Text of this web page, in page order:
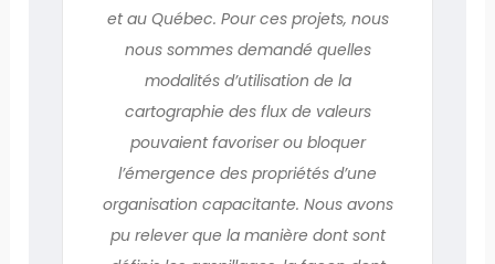
et au Québec. Pour ces projets, nous
nous sommes demandé quelles
modalités d’utilisation de la
cartographie des flux de valeurs
pouvaient favoriser ou bloquer
l’émergence des propriétés d’une
organisation capacitante. Nous avons
pu relever que la manière dont sont